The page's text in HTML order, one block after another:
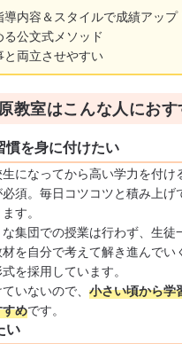
内容＆スタイルで成績アップ
公文式メソッド
両立させやすい
教室はこんな人にお
慣を身に付けたい
になってから高い学力を付け
須。毎日コツコツと積み上げ
す。
集団での授業は行わず、生徒
を自分で考えて解き進んでい
を採用しています。
いないので、 小さい頃から学
めです。
い